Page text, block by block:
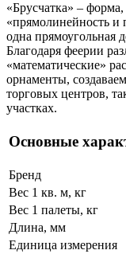
«Брусчатка» –
«прямолинейность и
одна прямоугольная
Благодаря феерии
«математические»
орнаменты,
торговых центров,
участках.
Основные
Бренд
Вес 1 кв. м, кг
Вес 1 палеты, кг
Длина, мм
Единица измерения